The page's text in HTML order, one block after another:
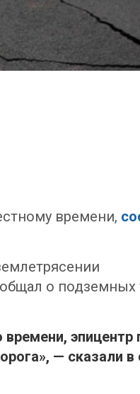
времени,
о подземных
эпицентр
— сказали